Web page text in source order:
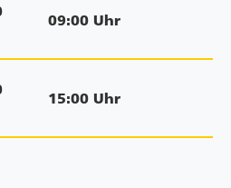
09:00 Uhr
15:00 Uhr